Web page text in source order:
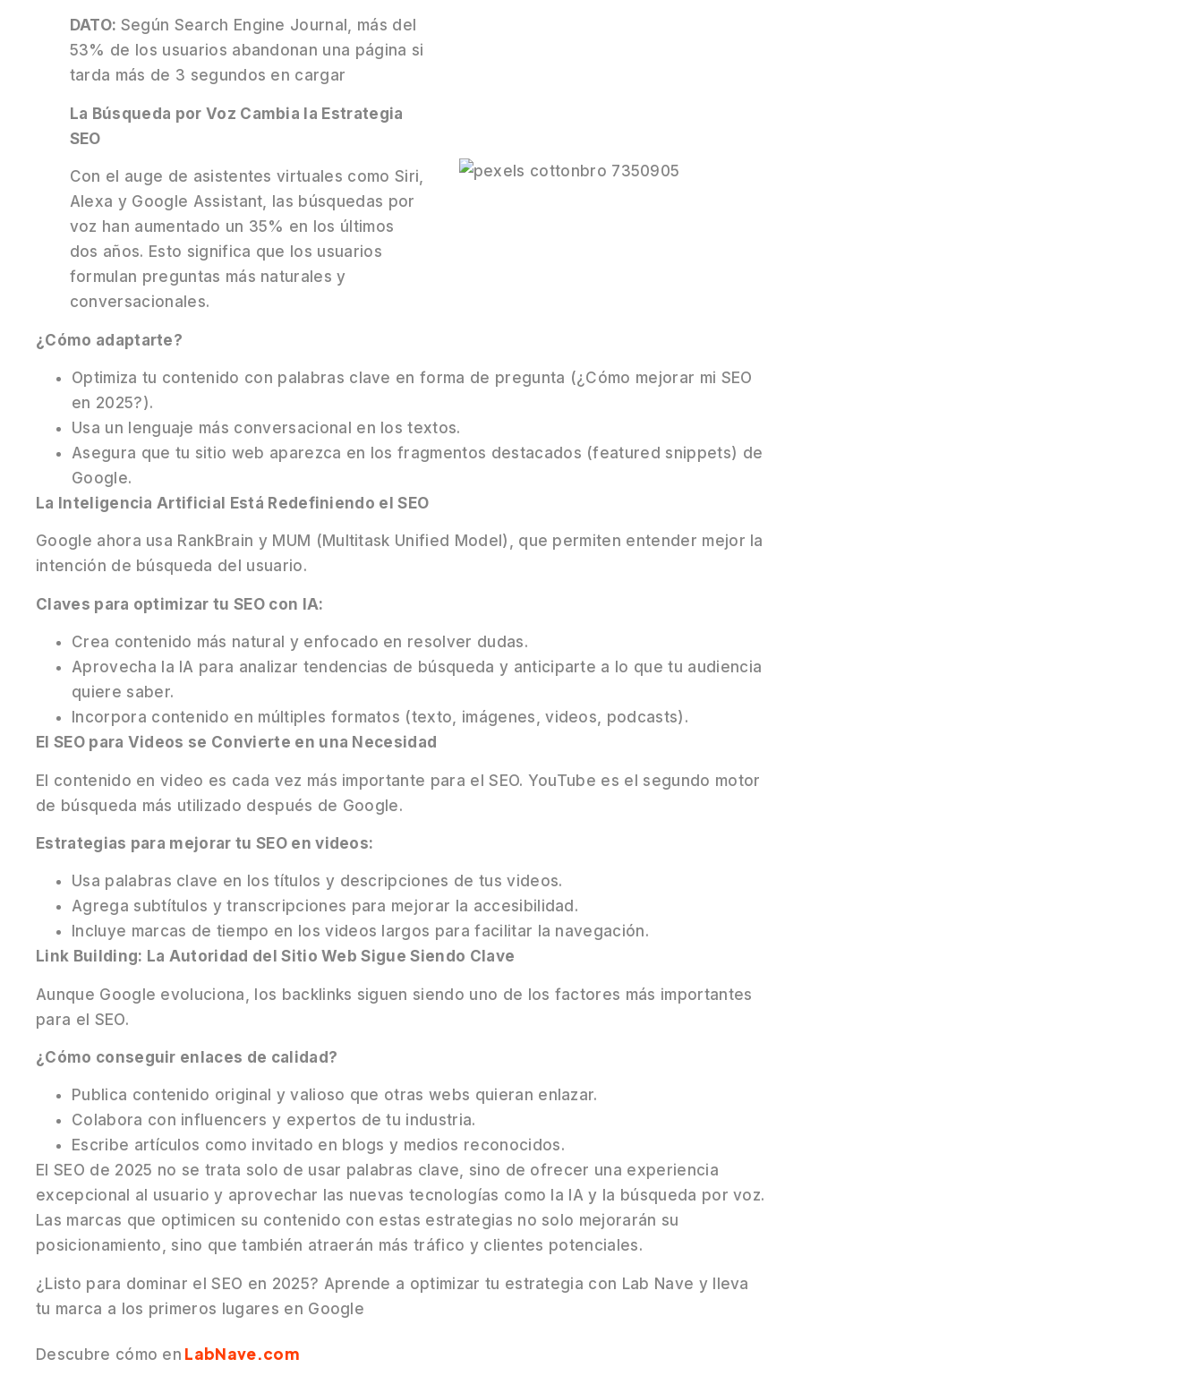
DATO: Según Search Engine Journal, más del
53% de los usuarios abandonan una página si
tarda más de 3 segundos en cargar
La Búsqueda por Voz Cambia la Estrategia
SEO
Con el auge de asistentes virtuales como Siri,
Alexa y Google Assistant, las búsquedas por
voz han aumentado un 35% en los últimos
dos años. Esto significa que los usuarios
formulan preguntas más naturales y
conversacionales.
¿Cómo adaptarte?
Optimiza tu contenido con palabras clave en forma de pregunta (¿Cómo mejorar mi SEO
en 2025?).
Usa un lenguaje más conversacional en los textos.
Asegura que tu sitio web aparezca en los fragmentos destacados (featured snippets) de
Google.
La Inteligencia Artificial Está Redefiniendo el SEO
Google ahora usa RankBrain y MUM (Multitask Unified Model), que permiten entender mejor la
intención de búsqueda del usuario.
Claves para optimizar tu SEO con IA:
Crea contenido más natural y enfocado en resolver dudas.
Aprovecha la IA para analizar tendencias de búsqueda y anticiparte a lo que tu audiencia
quiere saber.
Incorpora contenido en múltiples formatos (texto, imágenes, videos, podcasts).
El SEO para Videos se Convierte en una Necesidad
El contenido en video es cada vez más importante para el SEO. YouTube es el segundo motor
de búsqueda más utilizado después de Google.
Estrategias para mejorar tu SEO en videos:
Usa palabras clave en los títulos y descripciones de tus videos.
Agrega subtítulos y transcripciones para mejorar la accesibilidad.
Incluye marcas de tiempo en los videos largos para facilitar la navegación.
Link Building: La Autoridad del Sitio Web Sigue Siendo Clave
Aunque Google evoluciona, los backlinks siguen siendo uno de los factores más importantes
para el SEO.
¿Cómo conseguir enlaces de calidad?
Publica contenido original y valioso que otras webs quieran enlazar.
Colabora con influencers y expertos de tu industria.
Escribe artículos como invitado en blogs y medios reconocidos.
El SEO de 2025 no se trata solo de usar palabras clave, sino de ofrecer una experiencia
excepcional al usuario y aprovechar las nuevas tecnologías como la IA y la búsqueda por voz.
Las marcas que optimicen su contenido con estas estrategias no solo mejorarán su
posicionamiento, sino que también atraerán más tráfico y clientes potenciales.
¿Listo para dominar el SEO en 2025? Aprende a optimizar tu estrategia con Lab Nave y lleva
tu marca a los primeros lugares en Google
Descubre cómo en LabNave.com